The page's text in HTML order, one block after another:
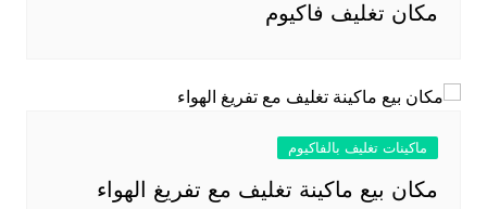
مكان تغليف فاكيوم
ماكينات تغليف بالفاكيوم
مكان بيع ماكينة تغليف مع تفريغ الهواء